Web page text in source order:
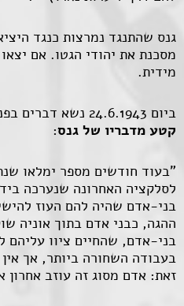
גנס שהתנגד נמרצות כנגד
מסכנת את יהודי הגטו. אם
מידית.
ביום 24.6.1943 נשא דברים בפני השוטרים היהודים
קטע מדבריו של גנס:
"בעוד חודשים מספר ימלאו
לסלקציה האחרונה שנערכה
בני-אדם שהיה להם העוז
ההגה, כבני אדם בתוך אוניה
בני-אדם, שהחיים ציוו עליהם
בעבודה השחורה ביותר, אך
זאת: אדם מסוג זה עוזב אחרון